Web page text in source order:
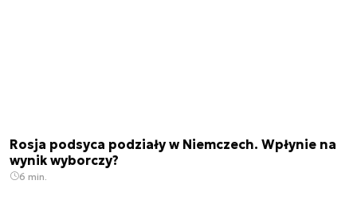
Rosja podsyca podziały w Niemczech. Wpłynie na
wynik wyborczy?
6 min.